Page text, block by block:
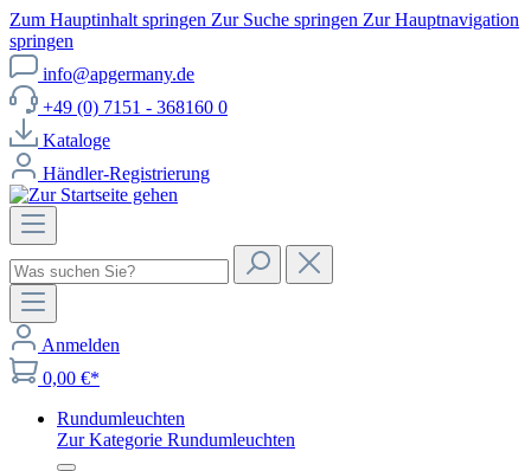
Zum Hauptinhalt springen Zur Suche springen Zur Hauptnavigation
springen
info@apgermany.de
+49 (0) 7151 - 368160 0
Kataloge
Händler-Registrierung
Anmelden
0,00 €*
Rundumleuchten
Zur Kategorie Rundumleuchten